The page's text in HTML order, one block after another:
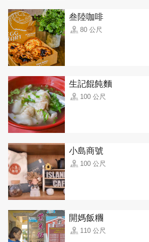
叁陸咖啡
80 公尺
生記餛飩麵
100 公尺
小島商號
100 公尺
開媽飯糰
110 公尺